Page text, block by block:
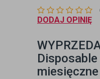
DODAJ OPINIĘ
miesięczne